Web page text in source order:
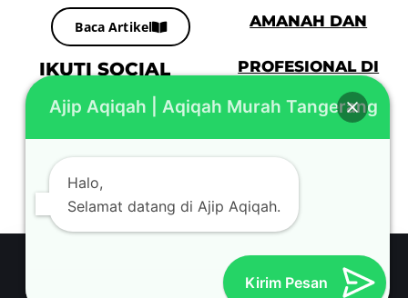
AMANAH DAN
PROFESIONAL DI
JABODETABEK
Baca Artikel
IKUTI SOCIAL
MEDIA KAMI :
© COPYRIGHT 2023 AJIPAQIQAH.COM - ALL RIGHTS
Ajip Aqiqah | Aqiqah Murah Tangerang
Halo,
Selamat datang di Ajip Aqiqah.
Kirim Pesan